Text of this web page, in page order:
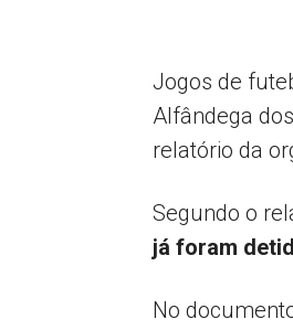
Jogos de
Alfândega
relatório da
Segundo o
já foram
No